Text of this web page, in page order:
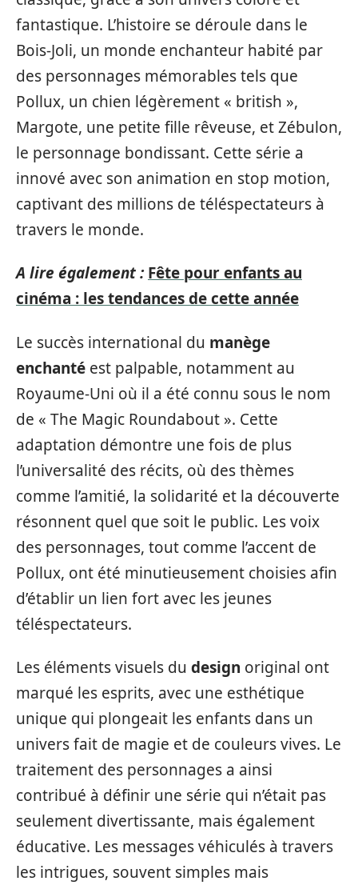
fantastique. L’histoire se déroule dans le
Bois-Joli, un monde enchanteur habité par
des personnages mémorables tels que
Pollux, un chien légèrement « british »,
Margote, une petite fille rêveuse, et Zébulon,
le personnage bondissant. Cette série a
innové avec son animation en stop motion,
captivant des millions de téléspectateurs à
travers le monde.
A lire également : Fête pour enfants au
cinéma : les tendances de cette année
Le succès international du manège
enchanté est palpable, notamment au
Royaume-Uni où il a été connu sous le nom
de « The Magic Roundabout ». Cette
adaptation démontre une fois de plus
l’universalité des récits, où des thèmes
comme l’amitié, la solidarité et la découverte
résonnent quel que soit le public. Les voix
des personnages, tout comme l’accent de
Pollux, ont été minutieusement choisies afin
d’établir un lien fort avec les jeunes
téléspectateurs.
Les éléments visuels du design original ont
marqué les esprits, avec une esthétique
unique qui plongeait les enfants dans un
univers fait de magie et de couleurs vives. Le
traitement des personnages a ainsi
contribué à définir une série qui n’était pas
seulement divertissante, mais également
éducative. Les messages véhiculés à travers
les intrigues, souvent simples mais